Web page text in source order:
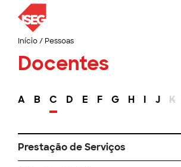
Início/ Pessoas
Docentes
A B C D E F G H I J K
Prestação de Serviços